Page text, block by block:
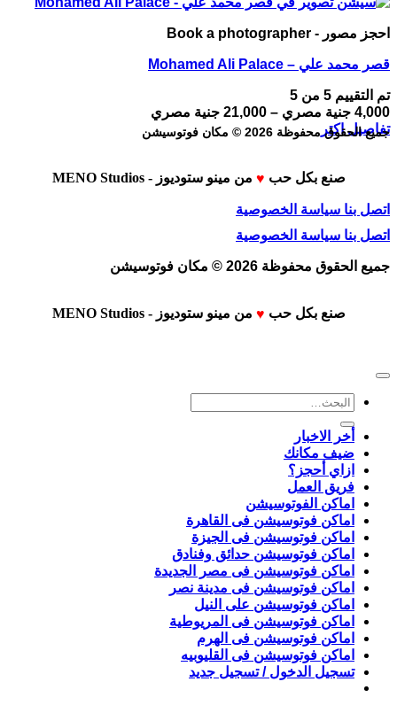
احجز مصور - Book a photographer
قصر محمد علي – Mohamed Ali Palace
تم التقييم 5 من 5
4,000 جنية مصري –
21,000 جنية مصري
السعر:
من
تفاصيل اكتر
هناك
العديد
الأشكال
لهذا
المنتج.
يمكن
اختيار
الخيارات
صفحة
جميع الحقوق محفوظة 2026 © مكان فوتوسيشن
صنع بكل حب ♥ من مينو ستوديوز - MENO Studios
اتصل بنا سياسة الخصوصية
اتصل بنا سياسة الخصوصية
جميع الحقوق محفوظة 2026 © مكان فوتوسيشن
صنع بكل حب ♥ من مينو ستوديوز - MENO Studios
البحث
أخر الاخبار
ضيف مكانك
ازاي أحجز؟
فريق العمل
اماكن الفوتوسيشن
اماكن فوتوسيشن فى القاهرة
اماكن فوتوسيشن فى الجيزة
اماكن فوتوسيشن حدائق وفنادق
اماكن فوتوسيشن فى مصر الجديدة
اماكن فوتوسيشن فى مدينة نصر
اماكن فوتوسيشن على النيل
اماكن فوتوسيشن فى المريوطية
اماكن فوتوسيشن فى الهرم
اماكن فوتوسيشن فى القليوبيه
تسجيل الدخول / تسجيل جديد